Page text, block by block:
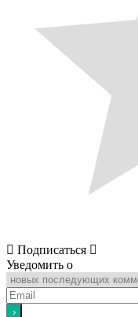
Подписаться
Уведомить о